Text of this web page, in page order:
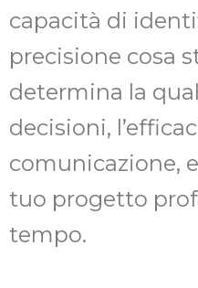
capacità di
precisione cosa
determina la
decisioni,
comunicazione,
tuo progetto
tempo.